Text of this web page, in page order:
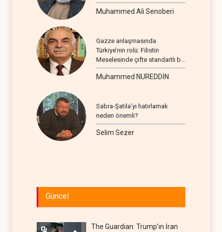
Muhammed Ali Senoberi
Gazze anlaşmasında
Türkiye’nin rolü: Filistin
Meselesinde çifte standartlı bir
seyir
Muhammed NUREDDİN
Sabra-Şatila’yı hatırlamak
neden önemli?
Selim Sezer
Güncel
The Guardian: Trump’ın İran